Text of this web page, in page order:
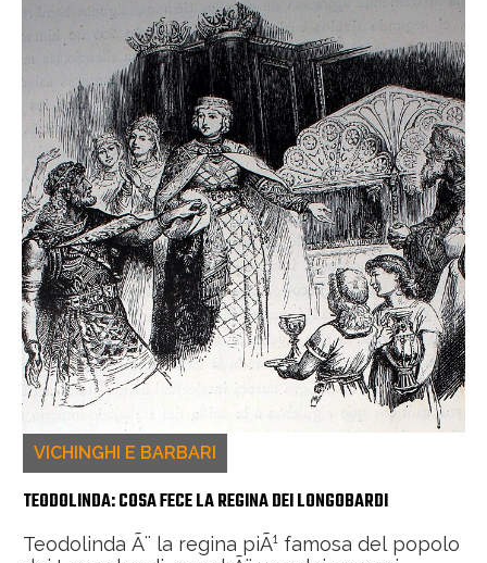
VICHINGHI E BARBARI
TEODOLINDA: COSA FECE LA REGINA DEI LONGOBARDI
Teodolinda Ã¨ la regina piÃ¹ famosa del popolo